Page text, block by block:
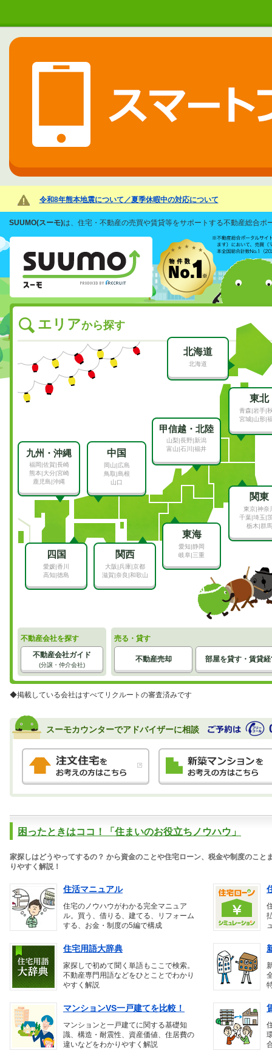
令和8年熊本地震について／夏季休暇中の対応について
SUUMO(スーモ)は、住宅・不動産の売買や賃貸等をサポートする不動産総合
エリアから探す
北海道
北海道
東北
青森|岩手|
宮城|山形|
甲信越・北陸
山梨|長野|新潟
富山|石川|福井
関東
東京|神奈
千葉|埼玉|
栃木|群馬
東海
愛知|静岡
岐阜|三重
中国
岡山|広島
鳥取|島根
山口
関西
大阪|兵庫|京都
滋賀|奈良|和歌山
四国
愛媛|香川
高知|徳島
九州・沖縄
福岡|佐賀|長崎
熊本|大分|宮崎
鹿児島|沖縄
不動産会社を探す
不動産会社ガイド
(分譲・仲介会社)
売る・貸す
不動産売却 部屋を貸す・賃貸経
◆掲載している会社はすべてリクルートの審査済みです
スーモカウンターでアドバイザーに相談
困ったときはココ！「住まいのお役立ちノウハウ」
家探しはどうやってするの？ から資金のことや住宅ローン、税金や制度のこと
りやすく解説！
住活マニュアル
住宅のノウハウがわかる完全マニュア
ル。買う、借りる、建てる、リフォーム
する、お金・制度の5編で構成
住宅用語大辞典
家探しで初めて聞く単語もここで検索。
不動産専門用語などをひとことでわかり
やすく解説
マンションVS一戸建てを比較！
マンションと一戸建てに関する基礎知
識、構造・耐震性、資産価値、住居費の
違いなどをわかりやすく解説